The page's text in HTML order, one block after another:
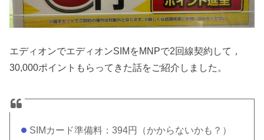
エディオンでエディオンSIMをMNPで2回線契約して，
30,000ポイントもらってきた話をご紹介しました。
SIMカード準備料：394円（かからないかも？）